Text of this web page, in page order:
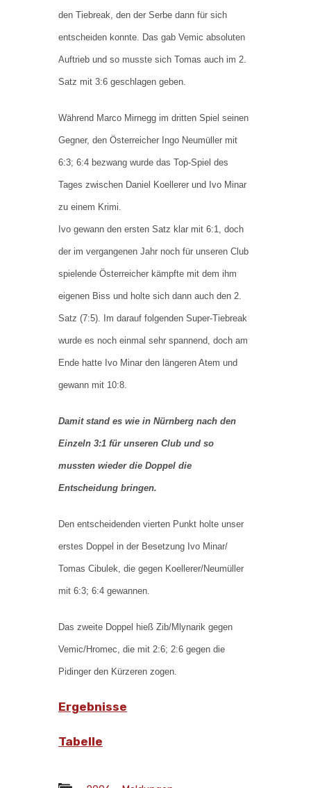
den Tiebreak, den der Serbe dann für sich
entscheiden konnte. Das gab Vemic absoluten
Auftrieb und so musste sich Tomas auch im 2.
Satz mit 3:6 geschlagen geben.
Während Marco Mirnegg im dritten Spiel seinen
Gegner, den Österreicher Ingo Neumüller mit
6:3; 6:4 bezwang wurde das Top-Spiel des
Tages zwischen Daniel Koellerer und Ivo Minar
zu einem Krimi.
Ivo gewann den ersten Satz klar mit 6:1, doch
der im vergangenen Jahr noch für unseren Club
spielende Österreicher kämpfte mit dem ihm
eigenen Biss und holte sich dann auch den 2.
Satz (7:5). Im darauf folgenden Super-Tiebreak
wurde es noch einmal sehr spannend, doch am
Ende hatte Ivo Minar den längeren Atem und
gewann mit 10:8.
Damit stand es wie in Nürnberg nach den
Einzeln 3:1 für unseren Club und so
mussten wieder die Doppel die
Entscheidung bringen.
Den entscheidenden vierten Punkt holte unser
erstes Doppel in der Besetzung Ivo Minar/
Tomas Cibulek, die gegen Koellerer/Neumüller
mit 6:3; 6:4 gewannen.
Das zweite Doppel hieß Zib/Mlynarik gegen
Vemic/Hromec, die mit 2:6; 2:6 gegen die
Pidinger den Kürzeren zogen.
Ergebnisse
Tabelle